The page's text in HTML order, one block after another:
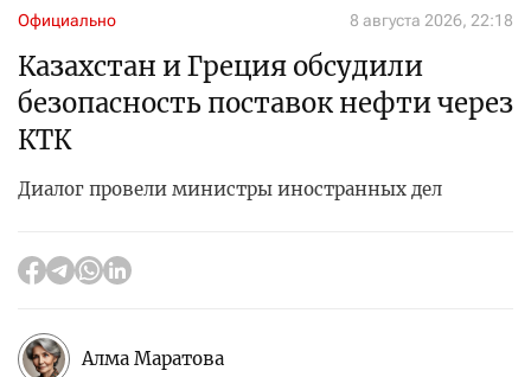
Официально 8 августа 2026, 22:18
Казахстан и Греция обсудили
безопасность поставок нефти через
КТК
Диалог провели министры иностранных дел
Алма Маратова